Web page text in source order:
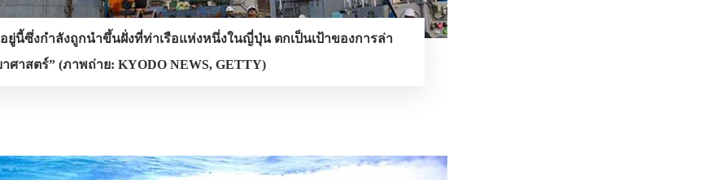
ยู่นี้ซึ่งกำลังถูกนำขึ้นฝั่งที่ท่าเรือแห่งหนึ่งในญี่ปุ่น ตกเป็นเป้าของการล่า
ศาสตร์” (ภาพถ่าย: KYODO NEWS, GETTY)